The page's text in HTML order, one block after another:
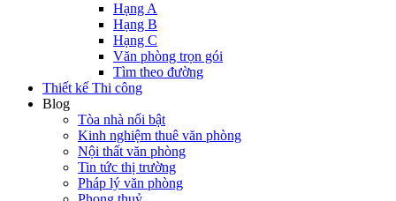
Hạng A
Hạng B
Hạng C
Văn phòng trọn gói
Tìm theo đường
Thiết kế Thi công
Blog
Tòa nhà nổi bật
Kinh nghiệm thuê văn phòng
Nội thất văn phòng
Tin tức thị trường
Pháp lý văn phòng